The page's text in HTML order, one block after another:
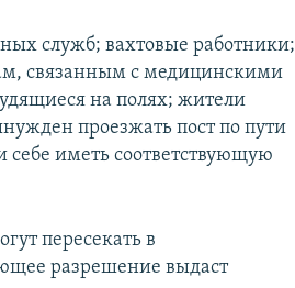
служб; вахтовые работники;
связанным с медицинскими
на полях; жители
проезжать пост по пути
себе иметь соответствующую
пересекать в
разрешение выдаст